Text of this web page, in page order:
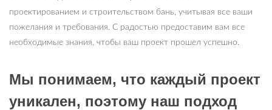
проектированием и строительством бань, учитывая все ваши
пожелания и требования. С радостью предоставим вам все
необходимые знания, чтобы ваш проект прошел успешно.
Мы понимаем, что каждый проект
уникален, поэтому наш подход